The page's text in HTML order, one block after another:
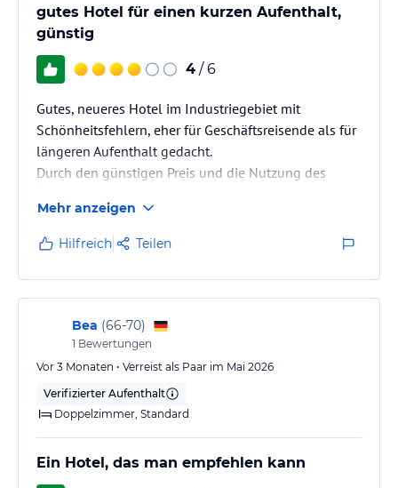
gutes Hotel für einen kurzen Aufenthalt,
günstig
4 / 6
Gutes, neueres Hotel im Industriegebiet mit
Schönheitsfehlern, eher für Geschäftsreisende als für
längeren Aufenthalt gedacht.
Durch den günstigen Preis und die Nutzung des
Mehr anzeigen
Hilfreich Teilen
Bea (66-70)
1 Bewertungen
Vor 3 Monaten • Verreist als Paar im Mai 2026
Verifizierter Aufenthalt
Doppelzimmer, Standard
Ein Hotel, das man empfehlen kann